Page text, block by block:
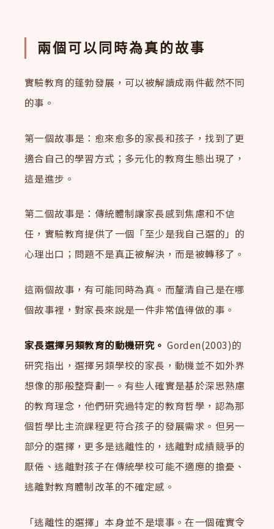
兩個可以同時為真的故事
實驗教育的蓬勃發展，可以被解讀成兩件截然不同
的事。
第一個故事是：愈來愈多的家長和孩子，找到了更
適合自己的學習方式；多元化的教育生態出現了，
這是進步。
第二個故事是：傳統體制讓家長感到焦慮和不信
任，實驗教育提供了一個「至少是我自己選的」的
心理出口；問題不是真正被解決，而是被轉移了。
這兩個故事，有可能同時為真。而釐清自己是在哪
個故事裡，對家長來說是一件非常值得做的事。
家長選擇另類教育的動機研究。 Gorden(2003)的
研究指出，選擇另類學校的家長，動機並不如外界
想像的那般整齊劃一。有些人確實是基於深思熟慮
的教育理念，他們研究過特定的教育哲學，認為那
個哲學比主流課程更符合孩子的發展需求。但另一
部分的選擇，更多是逃離性的，逃離對成績競爭的
厭倦、逃離對孩子在傳統學校可能不適應的擔憂、
逃離對教育體制改革的不確定感。
「逃離性的選擇」本身並不是壞事。在一個確實令